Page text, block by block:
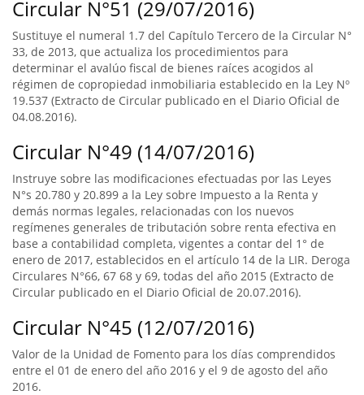
Circular N°51 (29/07/2016)
Sustituye el numeral 1.7 del Capítulo Tercero de la Circular N°
33, de 2013, que actualiza los procedimientos para
determinar el avalúo fiscal de bienes raíces acogidos al
régimen de copropiedad inmobiliaria establecido en la Ley Nº
19.537 (Extracto de Circular publicado en el Diario Oficial de
04.08.2016).
Circular N°49 (14/07/2016)
Instruye sobre las modificaciones efectuadas por las Leyes
N°s 20.780 y 20.899 a la Ley sobre Impuesto a la Renta y
demás normas legales, relacionadas con los nuevos
regímenes generales de tributación sobre renta efectiva en
base a contabilidad completa, vigentes a contar del 1° de
enero de 2017, establecidos en el artículo 14 de la LIR. Deroga
Circulares N°66, 67 68 y 69, todas del año 2015 (Extracto de
Circular publicado en el Diario Oficial de 20.07.2016).
Circular N°45 (12/07/2016)
Valor de la Unidad de Fomento para los días comprendidos
entre el 01 de enero del año 2016 y el 9 de agosto del año
2016.